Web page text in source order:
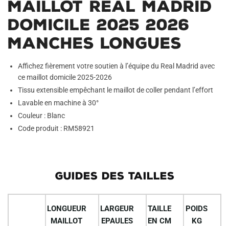
Maillot Real Madrid
Domicile 2025 2026
Manches Longues
Affichez fièrement votre soutien à l’équipe du Real Madrid avec
ce maillot domicile 2025-2026
Tissu extensible empêchant le maillot de coller pendant l’effort
Lavable en machine à 30°
Couleur : Blanc
Code produit : RM58921
GUIDES DES TAILLES
LONGUEUR
MAILLOT
LARGEUR
EPAULES
TAILLE
EN CM
POIDS
KG